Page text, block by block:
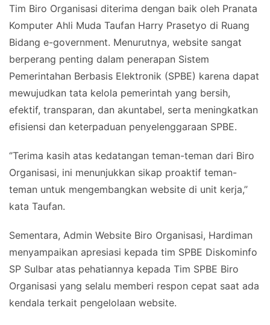
Tim Biro Organisasi diterima dengan baik oleh Pranata
Komputer Ahli Muda Taufan Harry Prasetyo di Ruang
Bidang e-government. Menurutnya, website sangat
berperang penting dalam penerapan Sistem
Pemerintahan Berbasis Elektronik (SPBE) karena dapat
mewujudkan tata kelola pemerintah yang bersih,
efektif, transparan, dan akuntabel, serta meningkatkan
efisiensi dan keterpaduan penyelenggaraan SPBE.
‘’Terima kasih atas kedatangan teman-teman dari Biro
Organisasi, ini menunjukkan sikap proaktif teman-
teman untuk mengembangkan website di unit kerja,’’
kata Taufan.
Sementara, Admin Website Biro Organisasi, Hardiman
menyampaikan apresiasi kepada tim SPBE Diskominfo
SP Sulbar atas pehatiannya kepada Tim SPBE Biro
Organisasi yang selalu memberi respon cepat saat ada
kendala terkait pengelolaan website.